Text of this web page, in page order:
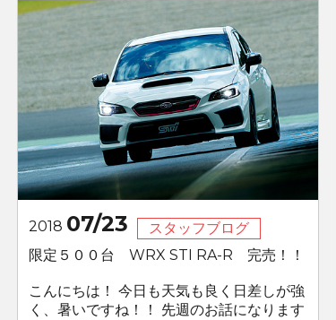
2018 07/23
スタッフブログ
限定５００台 WRX STI RA-R 完売！！
こんにちは！ 今日も天気も良く日差しが強
く、暑いですね！！ 先週のお話になります